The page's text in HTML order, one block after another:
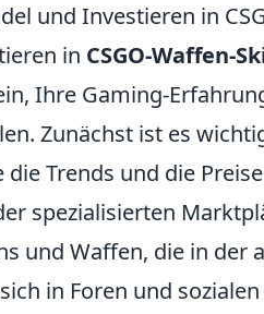
und Investieren in
in CSGO-Waffen-
Ihre Gaming-
Zunächst ist es
Trends und die
spezialisierten
und Waffen, die in der
in Foren und